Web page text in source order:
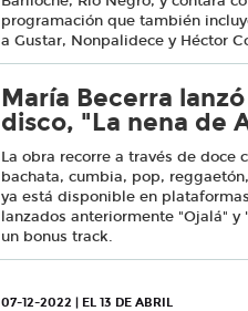
programación que también
a Gustar, Nonpalidece y Héctor
María Becerra
disco, "La nena de
La obra recorre a través de doce
bachata, cumbia, pop,
ya está disponible en
lanzados anteriormente "Ojalá"
un bonus track.
07-12-2022 | EL 13 DE ABRIL